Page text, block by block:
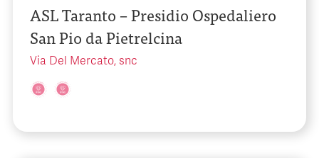
ASL Taranto – Presidio Ospedaliero
San Pio da Pietrelcina
Via Del Mercato, snc